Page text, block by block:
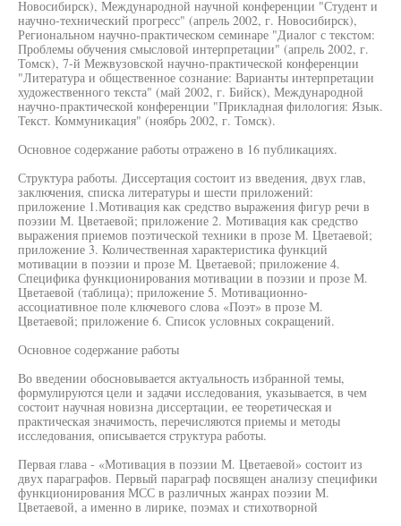
Новосибирск), Международной научной конференции "Студент и
научно-технический прогресс" (апрель 2002, г. Новосибирск),
Региональном научно-практическом семинаре "Диалог с текстом:
Проблемы обучения смысловой интерпретации" (апрель 2002, г.
Томск), 7-й Межвузовской научно-практической конференции
"Литература и общественное сознание: Варианты интерпретации
художественного текста" (май 2002, г. Бийск), Международной
научно-практической конференции "Прикладная филология: Язык.
Текст. Коммуникация" (ноябрь 2002, г. Томск).
Основное содержание работы отражено в 16 публикациях.
Структура работы. Диссертация состоит из введения, двух глав,
заключения, списка литературы и шести приложений:
приложение 1.Мотивация как средство выражения фигур речи в
поэзии М. Цветаевой; приложение 2. Мотивация как средство
выражения приемов поэтической техники в прозе М. Цветаевой;
приложение 3. Количественная характеристика функций
мотивации в поэзии и прозе М. Цветаевой; приложение 4.
Специфика функционирования мотивации в поэзии и прозе М.
Цветаевой (таблица); приложение 5. Мотивационно-
ассоциативное поле ключевого слова «Поэт» в прозе М.
Цветаевой; приложение 6. Список условных сокращений.
Основное содержание работы
Во введении обосновывается актуальность избранной темы,
формулируются цели и задачи исследования, указывается, в чем
состоит научная новизна диссертации, ее теоретическая и
практическая значимость, перечисляются приемы и методы
исследования, описывается структура работы.
Первая глава - «Мотивация в поэзии М. Цветаевой» состоит из
двух параграфов. Первый параграф посвящен анализу специфики
функционирования МСС в различных жанрах поэзии М.
Цветаевой, а именно в лирике, поэмах и стихотворной